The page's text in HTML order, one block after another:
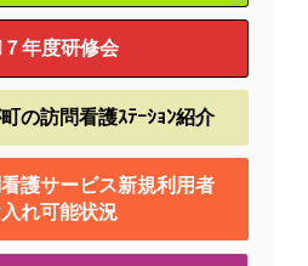
年度研修会
の訪問看護ｽﾃｰｼｮﾝ紹介
護サービス新規利用者
れ可能状況